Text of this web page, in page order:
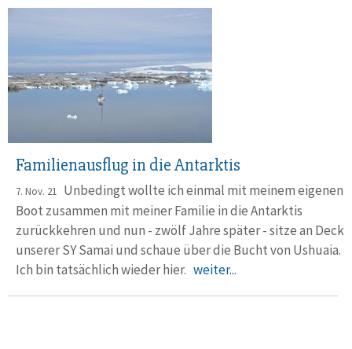
Familienausflug in die Antarktis
7. Nov. 21 Unbedingt wollte ich einmal mit meinem eigenen
Boot zusammen mit meiner Familie in die Antarktis
zurückkehren und nun - zwölf Jahre später - sitze an Deck
unserer SY Samai und schaue über die Bucht von Ushuaia.
Ich bin tatsächlich wieder hier. weiter...